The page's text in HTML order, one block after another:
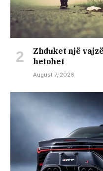
Zhduket një
hetohet
August 7, 2026